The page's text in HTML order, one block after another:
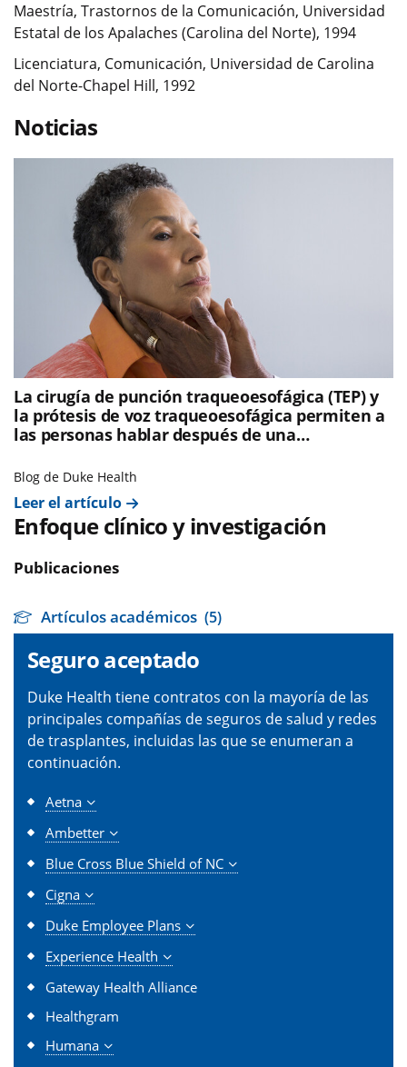
Maestría, Trastornos de la Comunicación, Universidad
Estatal de los Apalaches (Carolina del Norte), 1994
Licenciatura, Comunicación, Universidad de Carolina
del Norte-Chapel Hill, 1992
Noticias
La cirugía de punción traqueoesofágica (TEP) y
la prótesis de voz traqueoesofágica permiten a
las personas hablar después de una
Blog de Duke Health
Leer el artículo
Enfoque clínico y investigación
Publicaciones
Artículos académicos (5)
Seguro aceptado
Duke Health tiene contratos con la mayoría de las
principales compañías de seguros de salud y redes
de trasplantes, incluidas las que se enumeran a
continuación.
Aetna
Ambetter
Blue Cross Blue Shield of NC
Cigna
Duke Employee Plans
Experience Health
Gateway Health Alliance
Healthgram
Humana